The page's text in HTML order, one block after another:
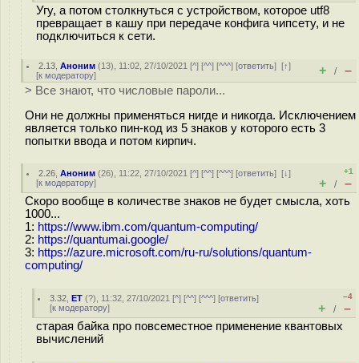
Угу, а потом столкнуться с устройством, которое utf8
превращает в кашу при передаче конфига чипсету, и не
подключиться к сети.
2.13 ,Аноним (13), 11:02, 27/10/2021 [^] [^^] [^^^] [ответить][↑]
[к модератору] + / –
> Все знают, что числовые пароли...
Они не должны применяться нигде и никогда. Исключением
является только пин-код из 5 знаков у которого есть 3
попытки ввода и потом кирпич.
2.26 ,Аноним (26), 11:22, 27/10/2021 [^] [^^] [^^^] [ответить][↓]
[к модератору]
+1
+ / –
Скоро вообще в количестве знаков не будет смысла, хоть
1000...
1: https://www.ibm.com/quantum-computing/
2: https://quantumai.google/
3: https://azure.microsoft.com/ru-ru/solutions/quantum-
computing/
3.32 ,ET (?), 11:32, 27/10/2021 [^] [^^] [^^^] [ответить]
[к модератору]
–4
+ / –
старая байка про повсеместное применение квантовых
вычислений